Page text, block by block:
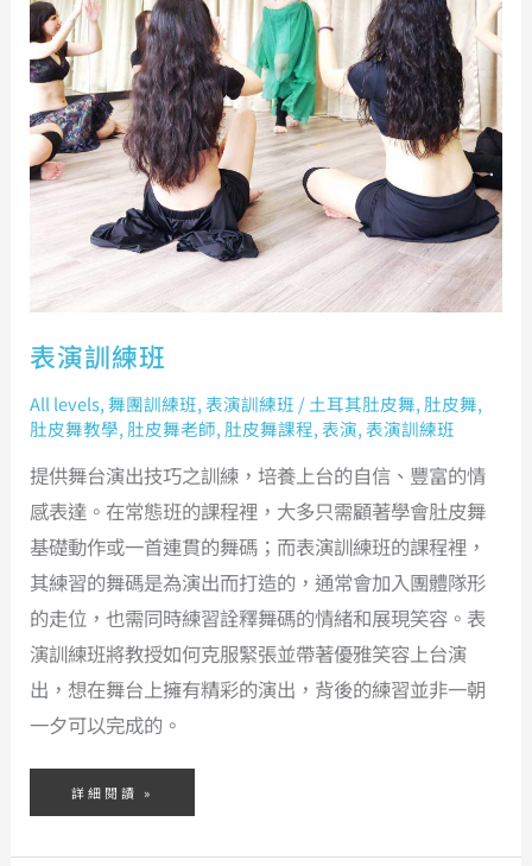
表演訓練班
All levels,舞團訓練班,表演訓練班 /土耳其肚皮舞, 肚皮舞,
肚皮舞教學, 肚皮舞老師, 肚皮舞課程,表演,表演訓練班
提供舞台演出技巧之訓練，培養上台的自信、豐富的情
感表達。在常態班的課程裡，大多只需顧著學會肚皮舞
基礎動作或一首連貫的舞碼；而表演訓練班的課程裡，
其練習的舞碼是為演出而打造的，通常會加入團體隊形
的走位，也需同時練習詮釋舞碼的情緒和展現笑容。表
演訓練班將教授如何克服緊張並帶著優雅笑容上台演
出，想在舞台上擁有精彩的演出，背後的練習並非一朝
一夕可以完成的。
詳細閱讀 »